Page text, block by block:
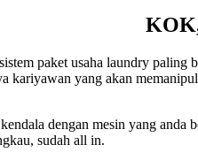
paket usaha laundry
kariyawan yang akan
dengan mesin yang
sudah all in.